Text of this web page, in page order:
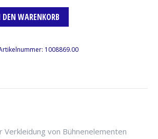
WARENKORB
1008869.00
Verkleidung von Bühnenelementen